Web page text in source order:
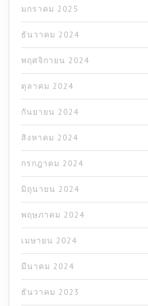
มกราคม 2025
ธันวาคม 2024
พฤศจิกายน 2024
ตุลาคม 2024
กันยายน 2024
สิงหาคม 2024
กรกฎาคม 2024
มิถุนายน 2024
พฤษภาคม 2024
เมษายน 2024
มีนาคม 2024
ธันวาคม 2023